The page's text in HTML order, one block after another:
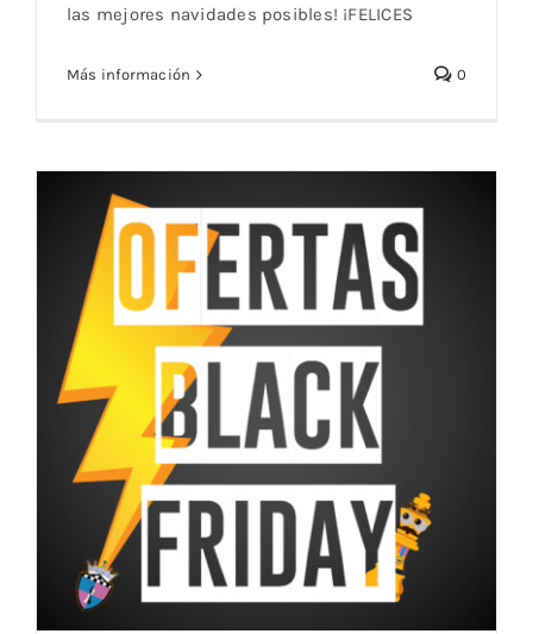
¡Feliz Navidad!
las mejores navidades posibles! ¡FELICES
Más información 0